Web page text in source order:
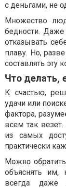
с деньгами, не
Множество
бедности.
отказывать
плаву. Но,
составлять эту
Что делать,
К счастью,
удачи или
фактора,
всем так
из самых
практически
Можно
объяснять
всегда даже